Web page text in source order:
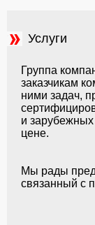
Услуги
Группа
заказчикам
ними задач,
и зарубежных
цене.
Мы рады
связанный с